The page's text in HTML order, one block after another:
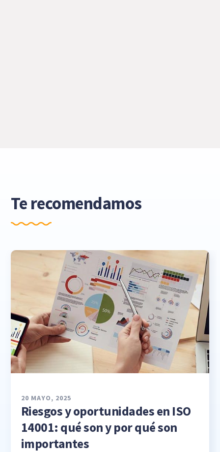
Te recomendamos
20 MAYO, 2025
Riesgos y oportunidades en ISO
14001: qué son y por qué son
importantes